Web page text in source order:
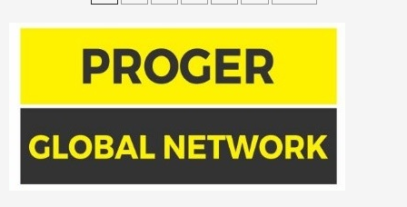
articole